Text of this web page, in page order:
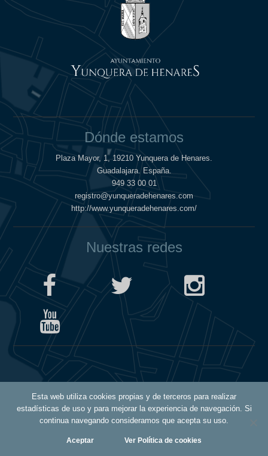
Esta web utiliza cookies propias y de terceros para realizar
estadísticas de uso y para mejorar la experiencia de navegación. Si
continua navegando consideramos que acepta su uso.
Aceptar Ver Política de cookies
Dónde estamos
Plaza Mayor, 1, 19210 Yunquera de Henares.
Guadalajara. España.
949 33 00 01
registro@yunqueradehenares.com
http://www.yunqueradehenares.com/
Nuestras redes
Política de Cookies
Política de Privacidad
Aviso Legal